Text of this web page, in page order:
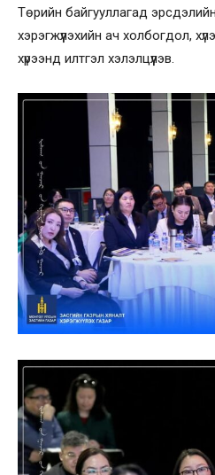
Төрийн байгууллагад
хэрэгжүүлэхийн ач холбогдол,
хүрээнд илтгэл хэлэлцүүлэв.